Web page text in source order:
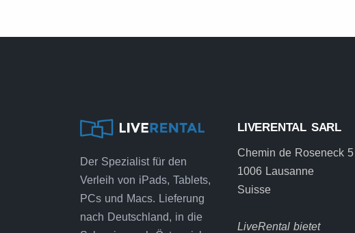
Der Spezialist für den
Verleih von iPads, Tablets,
PCs und Macs. Lieferung
nach Deutschland, in die
LIVERENTAL SARL
Chemin de Roseneck 5
1006 Lausanne
Suisse
LiveRental bietet